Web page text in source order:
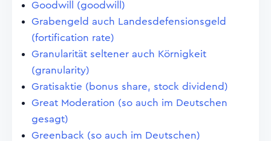
Goodwill (goodwill)
Grabengeld auch Landesdefensionsgeld
(fortification rate)
Granularität seltener auch Körnigkeit
(granularity)
Gratisaktie (bonus share, stock dividend)
Great Moderation (so auch im Deutschen
gesagt)
Greenback (so auch im Deutschen)